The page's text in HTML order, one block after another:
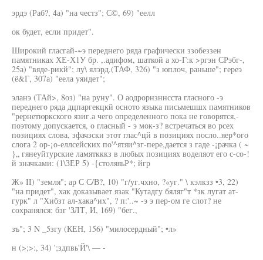
эрдэ (Раб?, 4а) "на честз"; С©, 69) "еелл
ок будет, если придет".
Широкий гласгай-~э переднего ряда графически ззобеззен
памятниках ХЕ-Х1У бр. ,.адифом, шаткой а хо-Г:к >ргэн СРэбг-,
25а) "вяде-рикй"; лу\ ялэрд.(ТАФ, 326) "з юплоч, раньше"; гереэ
(ё&Г, 307а) "еела уяидет";
эланэ (ТАй>, 8оз) "на руну". О аодрорнзннсста гласного -э
переднего ряда дцпаргекцкй осното языка письмешшх памятников
"рернетюркского язиг.а чего определенного пока не говорятся,-
поэтому допускается, о гласный - э мок-з? встречаться во рсех
позициях слова, зфачзски этот глас^цй в позициях посло..яер*ого
слога 2 ор-¡о-еллсейских по'^ятяи^зг-пере,дается з гаде -¡рачка ( ~
}„ гянеуйтурские ламяткккз в любых позициях воделяот его с-со-!
й значками: (1\ЗЕР 5) -{столяяьР*; йгр
Ж» II) "земля"; ар С С/В?, 10) "г/уг.чхно, ?«уг." \ кэлкзз •3, 22)
"на придет", хак доказывает язак "Кутадгу бяляг"т *зк лугат ат-
гурк" л "Хибзт ал-хака^их", ? п:'..~ -э э пер-ом ге слот? не
сохранялся: бзг 'ЗЛТ, И, 169) "бег.,
зъ"; 3 N _5згу (КЕН, 156) "милосердный"; •л»
н (>;>:, 34) ';здпвь'Й'\ — -